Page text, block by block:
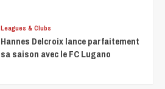
Leagues & Clubs
Hannes Delcroix lance parfaitement
sa saison avec le FC Lugano